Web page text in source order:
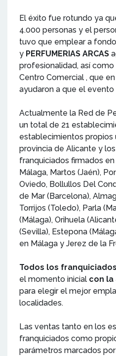
El éxito fue rotundo ya
4.000 personas y el
tuvo que emplear a
y PERFUMERIAS ARCAS
profesionalidad, así
Centro Comercial , que
ayudaron a que el
Actualmente la Red de
un total de 21
establecimientos propios
provincia de Alicante y
franquiciados firmados
Málaga, Martos (Jaén),
Oviedo, Bollullos Del
de Mar (Barcelona),
Torrijos (Toledo), Parla
(Málaga), Orihuela
(Sevilla), Estepona
en Málaga y Jerez de la
Todos los
el momento inicial con la
para elegir el mejor
localidades.
Las ventas tanto en los
franquiciados como
parámetros marcados